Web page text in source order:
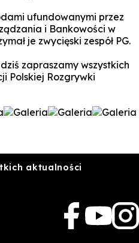
ufundowanymi przez
i Bankowości w
je zwycięski zespół PG.
zapraszamy wszystkich
Polskiej Rozgrywki
aktualności